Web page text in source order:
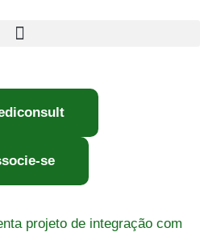
se
projeto de integração com